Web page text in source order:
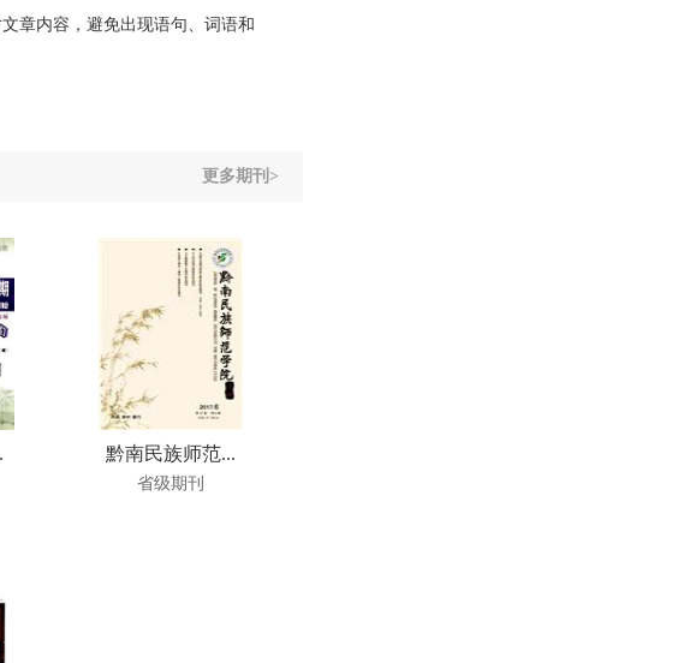
章内容，避免出现语句、词语和
更多期刊>
黔南民族师范...
省级期刊